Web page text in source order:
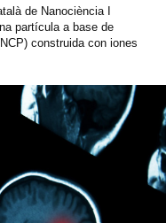
de Nanociència I
partícula a base de
construida con iones